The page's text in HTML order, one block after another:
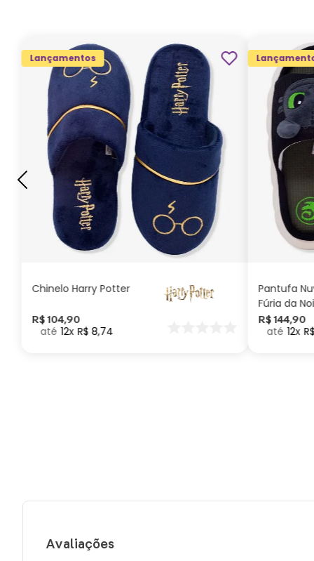
Lançamentos
Chinelo Harry Potter
R$ 104,90
12 R$ 8,74
G GG M P
ADICIONAR AO
CARRINHO
Pantufa
Fúria da
Como
seu Dragão
R$ 144,90
12 R$
Avaliações